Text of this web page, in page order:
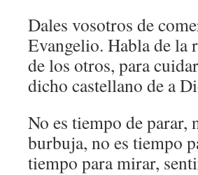
Dales vosotros de
Evangelio. Habla de la
de los otros, para
dicho castellano de a
No es tiempo de parar,
burbuja, no es tiempo
tiempo para mirar,